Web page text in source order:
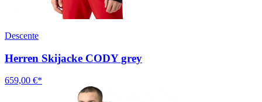
Descente
Herren Skijacke CODY grey
659,00 €*